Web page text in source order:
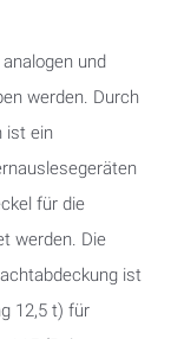
und
werden. Durch
ist ein
für die
werden. Die
ist
12,5 t) für